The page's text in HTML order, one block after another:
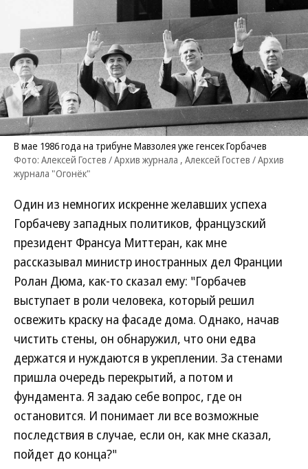
В мае 1986 года на трибуне Мавзолея уже генсек Горбачев
Фото: Алексей Гостев / Архив журнала , Алексей Гостев / Архив
журнала "Огонёк"
Один из немногих искренне желавших успеха
Горбачеву западных политиков, французский
президент Франсуа Миттеран, как мне
рассказывал министр иностранных дел Франции
Ролан Дюма, как-то сказал ему: "Горбачев
выступает в роли человека, который решил
освежить краску на фасаде дома. Однако, начав
чистить стены, он обнаружил, что они едва
держатся и нуждаются в укреплении. За стенами
пришла очередь перекрытий, а потом и
фундамента. Я задаю себе вопрос, где он
остановится. И понимает ли все возможные
последствия в случае, если он, как мне сказал,
пойдет до конца?"